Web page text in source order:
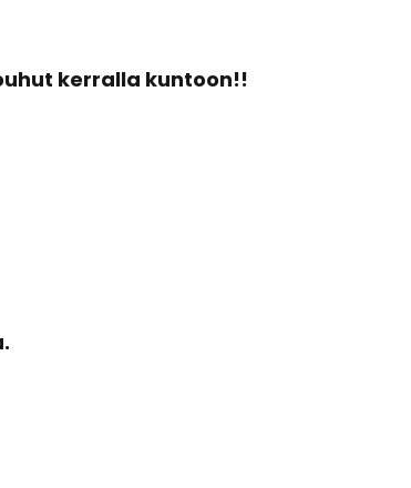
kerralla kuntoon!!